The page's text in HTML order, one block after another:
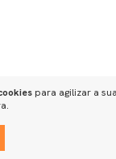
para agilizar a